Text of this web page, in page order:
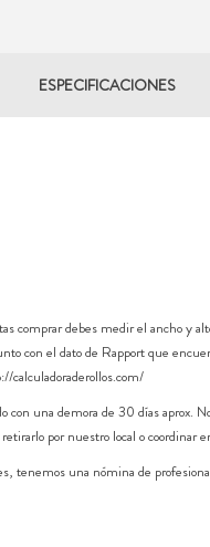
ESPECIFICACIONES
comprar debes medir el ancho y
con el dato de Rapport que
calculadoraderollos.com/
con una demora de 30 días aprox.
por nuestro local o coordinar
tenemos una nómina de